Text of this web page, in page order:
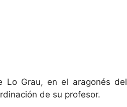
Lo Grau, en el aragonés del
de su profesor.